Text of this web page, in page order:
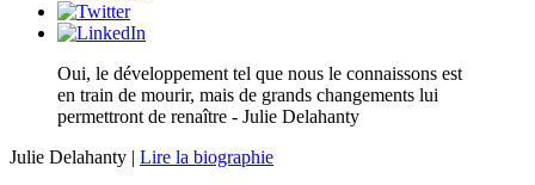
Oui, le développement tel que nous le connaissons est
en train de mourir, mais de grands changements lui
permettront de renaître - Julie Delahanty
Julie Delahanty | Lire la biographie